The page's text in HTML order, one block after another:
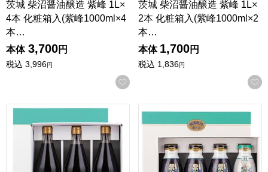
茨城 柴沼醤油醸造 紫峰 1L×
4本 化粧箱入(紫峰1000ml×4
本…
本体 3,700円
税込 3,996円
お気に入りに登録する
茨城 柴沼醤油醸造 紫峰 1L×
2本 化粧箱入(紫峰1000ml×2
本…
本体 1,700円
税込 1,836円
茨城 柴沼醤油醸造 紫峰 1L×3本 化粧箱入(紫峰1000ml×3本)
茨城 柴沼醤油醸造 フレッシ